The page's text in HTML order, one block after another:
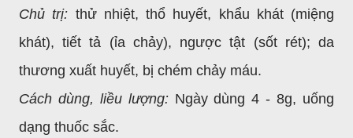
Chủ trị: thử nhiệt, thổ huyết, khẩu khát (miệng
khát), tiết tả (ỉa chảy), ngược tật (sốt rét); da
thương xuất huyết, bị chém chảy máu.
Cách dùng, liều lượng:Ngày dùng 4 - 8g, uống
dạng thuốc sắc.